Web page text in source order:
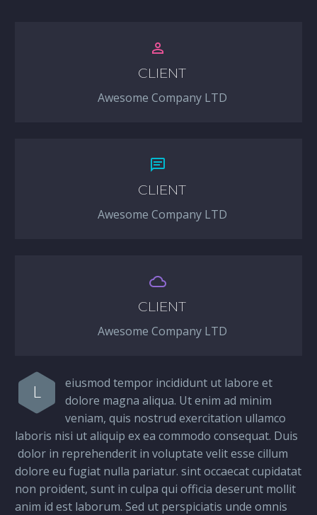


CLIENT
Awesome Company LTD


CLIENT
Awesome Company LTD


CLIENT
Awesome Company LTD
L
eiusmod tempor incididunt ut labore et
dolore magna aliqua. Ut enim ad minim
veniam, quis nostrud exercitation ullamco
laboris nisi ut aliquip ex ea commodo consequat. Duis
dolor in reprehenderit in voluptate velit esse cillum
dolore eu fugiat nulla pariatur. sint occaecat cupidatat
non proident, sunt in culpa qui officia deserunt mollit
anim id est laborum. Sed ut perspiciatis unde omnis